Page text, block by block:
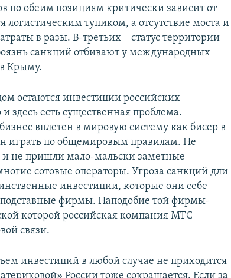
по обеим позициям критически зависит от
тупиком, а отсутствие моста и
в разы. В-третьих – статус территории
санкций отбивают у международных
Крыму.
остаются инвестиции российских
здесь есть существенная проблема.
вплетен в мировую систему как бисер в
играть по общемировым правилам. Не
и не пришли мало-мальски заметные
сотовые операторы. Угроза санкций дли
инвестиции, которые они себе
подставные фирмы. Наподобие той фирмы-
которой российская компания МТС
связи.
инвестиций в любой случае не приходится